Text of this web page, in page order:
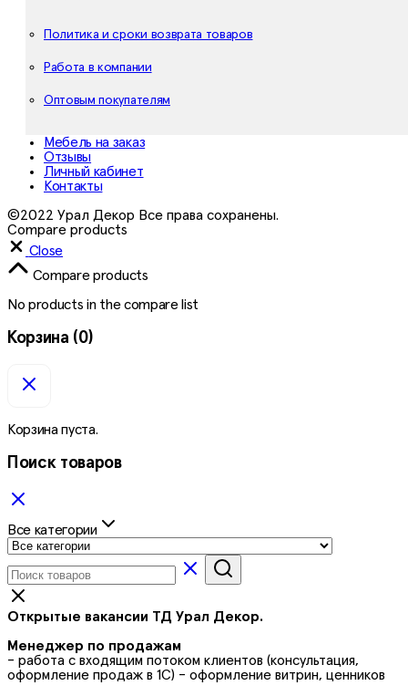
Политика и сроки возврата товаров
Работа в компании
Оптовым покупателям
Мебель на заказ
Отзывы
Личный кабинет
Контакты
©2022 Урал Декор Все права сохранены.
Compare products
Close
Compare products
No products in the compare list
Корзина (0)
Корзина пуста.
Поиск товаров
Все категории
Открытые вакансии ТД Урал Декор.
Менеджер по продажам
- работа с входящим потоком клиентов (консультация,
оформление продаж в 1С) - оформление витрин, ценников